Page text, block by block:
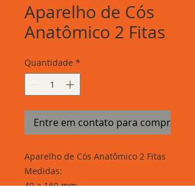
Aparelho de Cós
Anatômico 2 Fitas
Quantidade *
Entre em contato para comprar
Aparelho de Cós Anatômico 2 Fitas
Medidas: